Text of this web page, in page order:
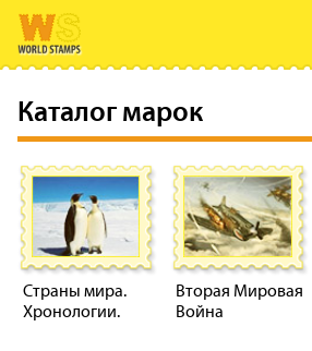
Каталог марок
Страны мира.
Хронологии.
Вторая Мировая
Война